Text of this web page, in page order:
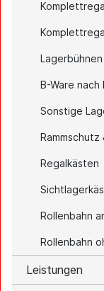
Lagerbühnen
B-Ware
Sonstige
Rammschutz
Regalkästen
Rollenbahn
Rollenbahn
Leistungen